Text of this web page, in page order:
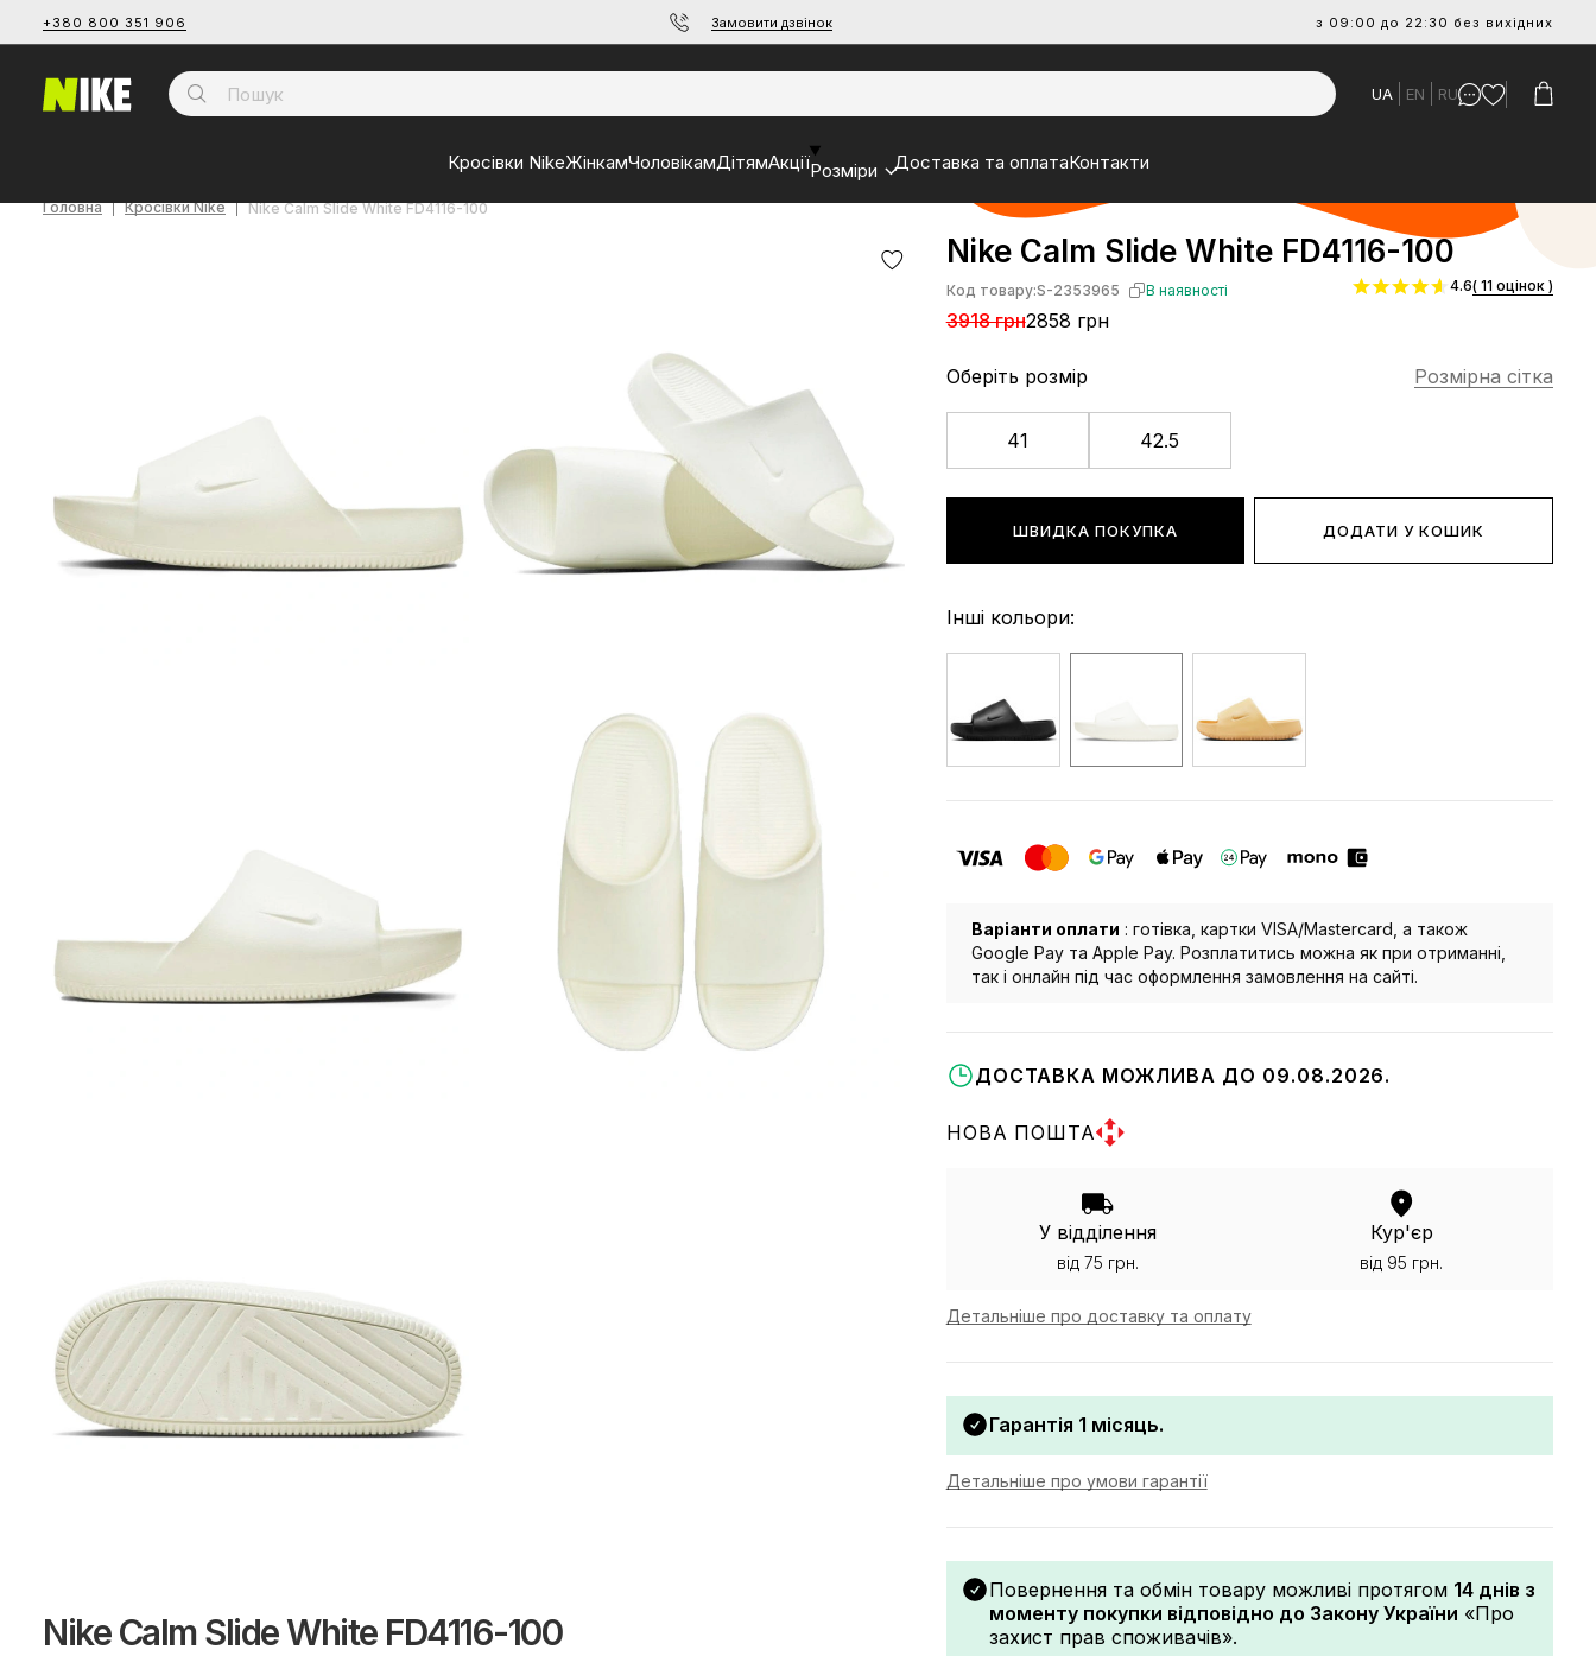
+380 800 351 906 Замовити дзвінок з 09:00 до 22:30 без вихідних
UA EN RU
Кросівки NikeЖінкамЧоловікамДітямАкціїРозміри Доставка та оплатаКонтакти
Головна Кросівки Nike Nike Calm Slide White FD4116-100
Nike Calm Slide White FD4116-100
Nike Calm Slide White FD4116-100
Код товару:S-2353965 В наявності
3918 грн2858 грн
4.6( 11 оцінок )
Оберіть розмір Розмірна сітка
41 42.5
ШВИДКА ПОКУПКА ДОДАТИ У КОШИК
Інші кольори:
Варіанти оплати : готівка, картки VISA/Mastercard, а також
Google Pay та Apple Pay. Розплатитись можна як при отриманні,
так і онлайн під час оформлення замовлення на сайті.
ДОСТАВКА МОЖЛИВА ДО 09.08.2026.
НОВА ПОШТА
У відділення
від 75 грн.
Кур'єр
від 95 грн.
Детальніше про доставку та оплату
Гарантія 1 місяць.
Детальніше про умови гарантії
Повернення та обмін товару можливі протягом 14 днів з
моменту покупки відповідно до Закону України «Про
захист прав споживачів».